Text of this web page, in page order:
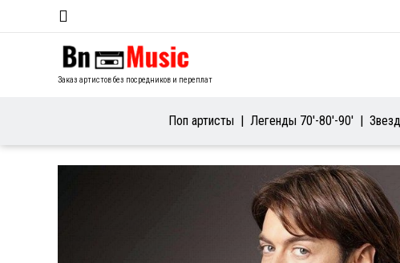
Заказ артистов без посредников и переплат
Поп артисты Легенды 70′-80′-90′